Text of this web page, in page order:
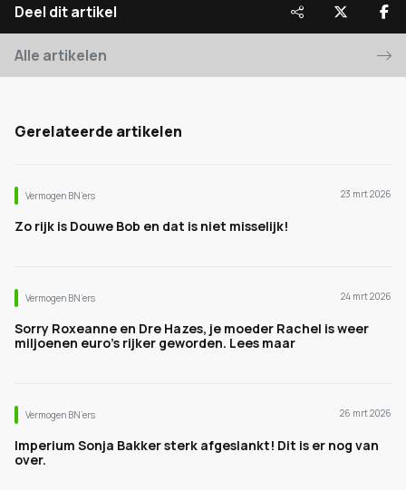
Deel dit artikel
Alle artikelen
Gerelateerde artikelen
Vermogen BN’ers 23 mrt 2026
Zo rijk is Douwe Bob en dat is niet misselijk!
Vermogen BN’ers 24 mrt 2026
Sorry Roxeanne en Dre Hazes, je moeder Rachel is weer
miljoenen euro's rijker geworden. Lees maar
Vermogen BN’ers 26 mrt 2026
Imperium Sonja Bakker sterk afgeslankt! Dit is er nog van
over.